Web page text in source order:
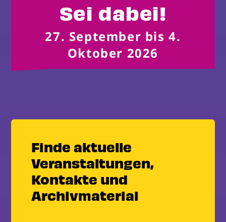
Sei dabei!
27. September bis 4.
Oktober 2026
Finde aktuelle
Veranstaltungen,
Kontakte und
Archivmaterial